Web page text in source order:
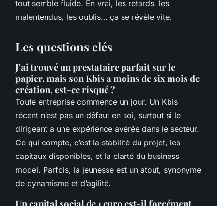
tout semble fluide. En vrai, les retards, les
malentendus, les oublis… ça se révèle vite.
Les questions clés
J'ai trouvé un prestataire parfait sur le
papier, mais son Kbis a moins de six mois de
création, est-ce risqué ?
Toute entreprise commence un jour. Un Kbis
récent n’est pas un défaut en soi, surtout si le
dirigeant a une expérience avérée dans le secteur.
Ce qui compte, c’est la stabilité du projet, les
capitaux disponibles, et la clarté du business
model. Parfois, la jeunesse est un atout, synonyme
de dynamisme et d’agilité.
Un capital social de 1 euro est-il forcément